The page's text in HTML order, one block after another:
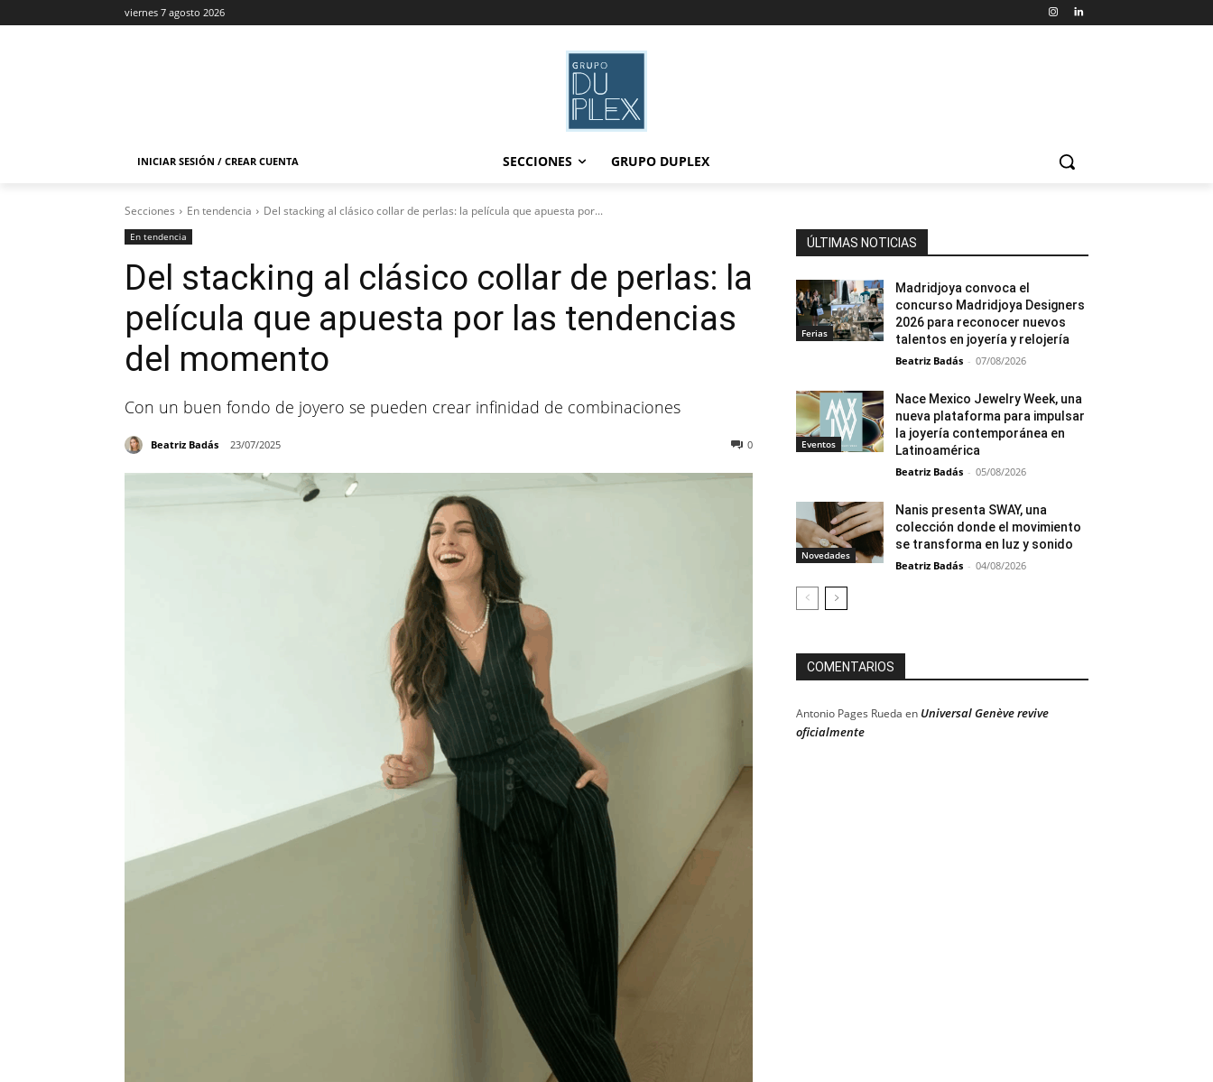
viernes 7 agosto 2026
INICIAR SESIÓN / CREAR CUENTA SECCIONES GRUPO DUPLEX
Secciones En tendencia Del stacking al clásico collar de perlas: la película que apuesta por...
En tendencia
Del stacking al clásico collar de perlas: la
película que apuesta por las tendencias
del momento
Con un buen fondo de joyero se pueden crear infinidad de combinaciones
Beatriz Badás 23/07/2025 0
ÚLTIMAS NOTICIAS
Ferias
Madridjoya convoca el
concurso Madridjoya Designers
2026 para reconocer nuevos
talentos en joyería y relojería
Beatriz Badás - 07/08/2026
Eventos
Nace Mexico Jewelry Week, una
nueva plataforma para impulsar
la joyería contemporánea en
Latinoamérica
Beatriz Badás - 05/08/2026
Novedades
Nanis presenta SWAY, una
colección donde el movimiento
se transforma en luz y sonido
Beatriz Badás - 04/08/2026
COMENTARIOS
Antonio Pages Rueda en Universal Genève revive
oficialmente